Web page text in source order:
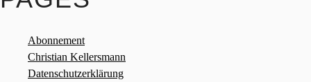
Abonnement
Christian Kellersmann
Datenschutzerklärung